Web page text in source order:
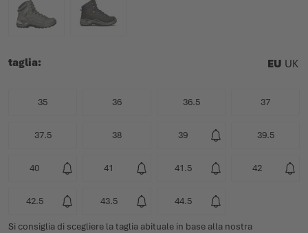
taglia EU UK
35 36 36.5 37
37.5 38 39 39.5
40 41 41.5 42
42.5 43.5 44.5
Si consiglia di scegliere la taglia abituale in base alla nostra